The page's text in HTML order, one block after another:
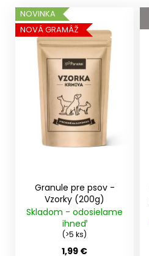
V
ý
p
NOVINKA
NOVÁ GRAMÁŽ
Granule pre psov -
Vzorky (200g)
Skladom - odosielame
ihneď
(>5 ks)
1,99 €